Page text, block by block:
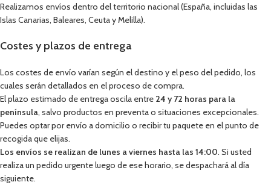
Realizamos envíos dentro del territorio nacional (España, incluidas las
Islas Canarias, Baleares, Ceuta y Melilla).
Costes y plazos de entrega
Los costes de envío varían según el destino y el peso del pedido, los
cuales serán detallados en el proceso de compra.
El plazo estimado de entrega oscila entre 24 y 72 horas para la
península, salvo productos en preventa o situaciones excepcionales.
Puedes optar por envío a domicilio o recibir tu paquete en el punto de
recogida que elijas.
Los envíos se realizan de lunes a viernes hasta las 14:00. Si usted
realiza un pedido urgente luego de ese horario, se despachará al día
siguiente.